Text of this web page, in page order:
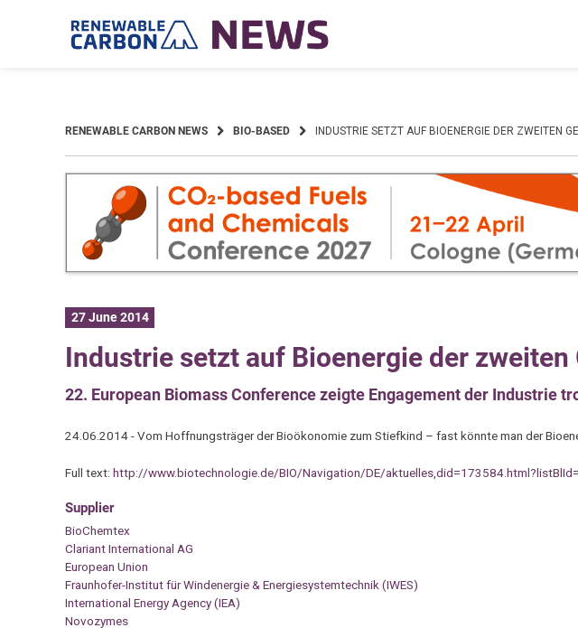
RENEWABLE CARBON NEWS BIO-BASED INDUSTRIE SETZT AUF BIOENERGIE DER ZWEITEN
27 June 2014
Industrie setzt auf Bioenergie der zweiten
22. European Biomass Conference zeigte Engagement der Industrie
24.06.2014 - Vom Hoffnungsträger der Bioökonomie zum Stiefkind – fast könnte man der
Full text: http://www.biotechnologie.de/BIO/Navigation/DE/
Supplier
BioChemtex
Clariant International AG
European Union
Fraunhofer-Institut für Windenergie & Energiesystemtechnik (IWES)
International Energy Agency (IEA)
Novozymes